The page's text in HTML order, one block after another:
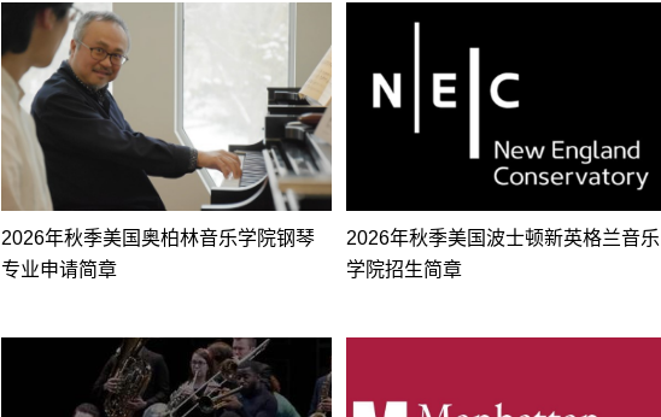
2026年秋季美国奥柏林音乐学院钢琴
专业申请简章
2026年秋季美国波士顿新英格兰音乐
学院招生简章